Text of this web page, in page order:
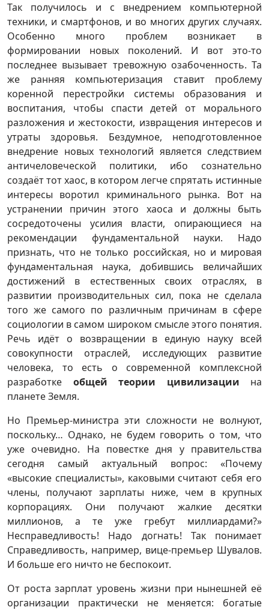
Так получилось и с внедрением компьютерной
техники, и смартфонов, и во многих других случаях.
Особенно много проблем возникает в
формировании новых поколений. И вот это-то
последнее вызывает тревожную озабоченность. Та
же ранняя компьютеризация ставит проблему
коренной перестройки системы образования и
воспитания, чтобы спасти детей от морального
разложения и жестокости, извращения интересов и
утраты здоровья. Бездумное, неподготовленное
внедрение новых технологий является следствием
античеловеческой политики, ибо сознательно
создаёт тот хаос, в котором легче спрятать истинные
интересы воротил криминального рынка. Вот на
устранении причин этого хаоса и должны быть
сосредоточены усилия власти, опирающиеся на
рекомендации фундаментальной науки. Надо
признать, что не только российская, но и мировая
фундаментальная наука, добившись величайших
достижений в естественных своих отраслях, в
развитии производительных сил, пока не сделала
того же самого по различным причинам в сфере
социологии в самом широком смысле этого понятия.
Речь идёт о возвращении в единую науку всей
совокупности отраслей, исследующих развитие
человека, то есть о современной комплексной
разработке общей теории цивилизации на
планете Земля.
Но Премьер-министра эти сложности не волнуют,
поскольку… Однако, не будем говорить о том, что
уже очевидно. На повестке дня у правительства
сегодня самый актуальный вопрос: «Почему
«высокие специалисты», каковыми считают себя его
члены, получают зарплаты ниже, чем в крупных
корпорациях. Они получают жалкие десятки
миллионов, а те уже гребут миллиардами?»
Несправедливость! Надо догнать! Так понимает
Справедливость, например, вице-премьер Шувалов.
И больше его ничто не беспокоит.
От роста зарплат уровень жизни при нынешней её
организации практически не меняется: богатые